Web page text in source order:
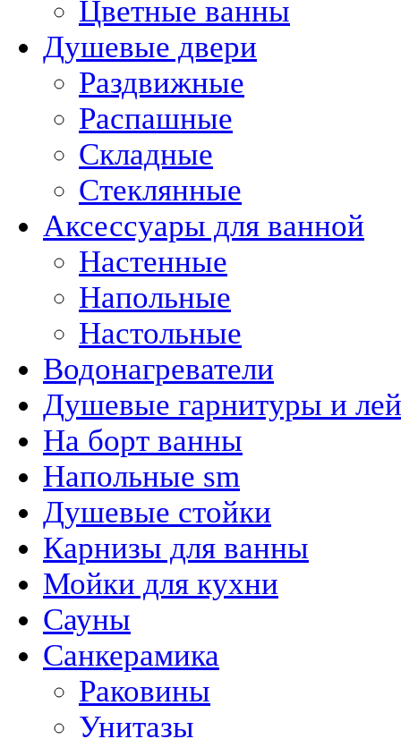
Цветные ванны
Душевые двери
Раздвижные
Распашные
Складные
Стеклянные
Аксессуары для ванной
Настенные
Напольные
Настольные
Водонагреватели
Душевые гарнитуры и
На борт ванны
Напольные sm
Душевые стойки
Карнизы для ванны
Мойки для кухни
Сауны
Санкерамика
Раковины
Унитазы